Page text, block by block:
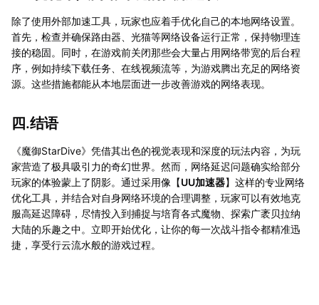
除了使用外部加速工具，玩家也应着手优化自己的本地网络设置。
首先，检查并确保路由器、光猫等网络设备运行正常，保持物理连
接的稳固。同时，在游戏前关闭那些会大量占用网络带宽的后台程
序，例如持续下载任务、在线视频流等，为游戏腾出充足的网络资
源。这些措施都能从本地层面进一步改善游戏的网络表现。
四.结语
《魔御StarDive》凭借其出色的视觉表现和深度的玩法内容，为玩
家营造了极具吸引力的奇幻世界。然而，网络延迟问题确实给部分
玩家的体验蒙上了阴影。通过采用像【UU加速器】这样的专业网络
优化工具，并结合对自身网络环境的合理调整，玩家可以有效地克
服高延迟障碍，尽情投入到捕捉与培育各式魔物、探索广袤贝拉纳
大陆的乐趣之中。立即开始优化，让你的每一次战斗指令都精准迅
捷，享受行云流水般的游戏过程。